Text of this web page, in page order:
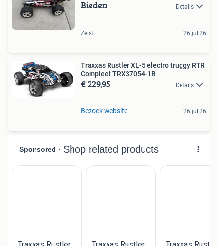
Bieden Details
Zeist 26 jul 26
Traxxas Rustler XL-5 electro truggy RTR
Compleet TRX37054-1B
€ 229,95 Details
Bezoek website 26 jul 26